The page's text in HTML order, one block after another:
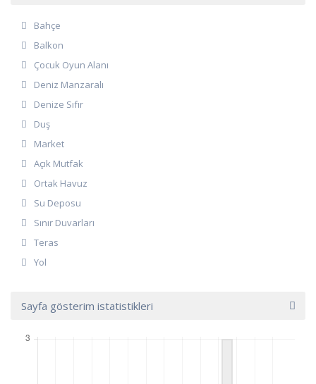
Bahçe
Balkon
Çocuk Oyun Alanı
Deniz Manzaralı
Denize Sıfır
Duş
Market
Açık Mutfak
Ortak Havuz
Su Deposu
Sınır Duvarları
Teras
Yol
Sayfa gösterim istatistikleri